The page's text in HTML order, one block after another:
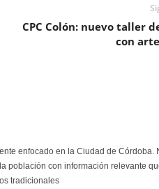
CPC Colón: nuevo taller
con
enfocado en la Ciudad de Córdoba.
población con información relevante
tradicionales